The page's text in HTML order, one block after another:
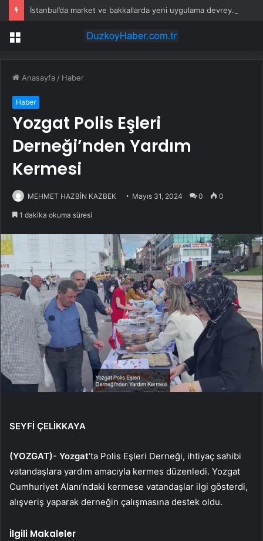
İstanbul’da market ve bakkallarda yeni uygulama devreye girdi
Menü
Anasayfa / Haber
Haber
Yozgat Polis Eşleri
Derneği’nden Yardım
Kermesi
MEHMET HAZBİN KAZBEK Mayıs 31, 2024 0 0
1 dakika okuma süresi
SEYFİ ÇELİKKAYA
(YOZGAT)- Yozgat‘ta Polis Eşleri Derneği, ihtiyaç sahibi
vatandaşlara yardım amacıyla kermes düzenledi. Yozgat
Cumhuriyet Alanı’ndaki kermese vatandaşlar ilgi gösterdi,
alışveriş yaparak derneğin çalışmasına destek oldu.
İlgili Makaleler